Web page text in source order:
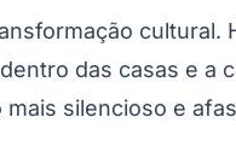
das casas e
silencioso e